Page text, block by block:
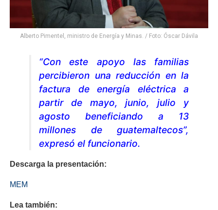
Alberto Pimentel, ministro de Energía y Minas. / Foto: Óscar Dávila
“Con este apoyo las familias
percibieron una reducción en la
factura de energía eléctrica a
partir de mayo, junio, julio y
agosto beneficiando a 13
millones de guatemaltecos”,
expresó el funcionario.
Descarga la presentación:
MEM
Lea también: